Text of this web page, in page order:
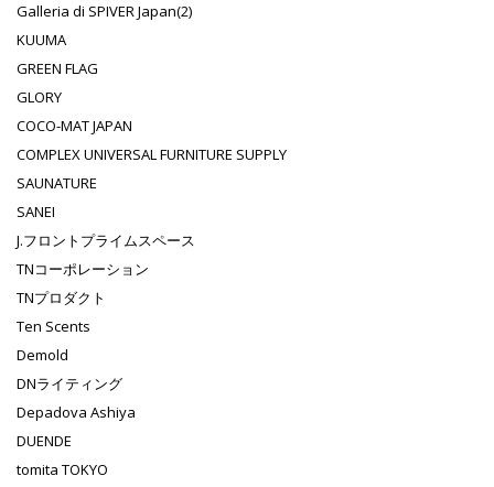
Galleria di SPIVER Japan(2)
KUUMA
GREEN FLAG
GLORY
COCO-MAT JAPAN
COMPLEX UNIVERSAL FURNITURE SUPPLY
SAUNATURE
SANEI
J.フロントプライムスペース
TNコーポレーション
TNプロダクト
Ten Scents
Demold
DNライティング
Depadova Ashiya
DUENDE
tomita TOKYO